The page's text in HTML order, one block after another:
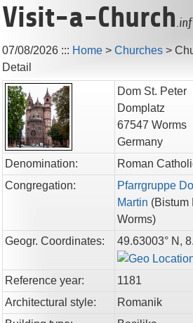
Visit-a-Church
07/08/2026 ::: Home > Churches >
Detail
Dom St. Peter
Domplatz
67547 Worms
Germany
Denomination:
Roman
Congregation:
Pfarrgruppe
Martin (Bistum
Worms)
Geogr. Coordinates:
49.63003° N,
Reference year:
1181
Architectural style:
Romanik